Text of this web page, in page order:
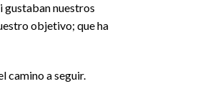
gustaban nuestros
objetivo; que ha
camino a seguir.